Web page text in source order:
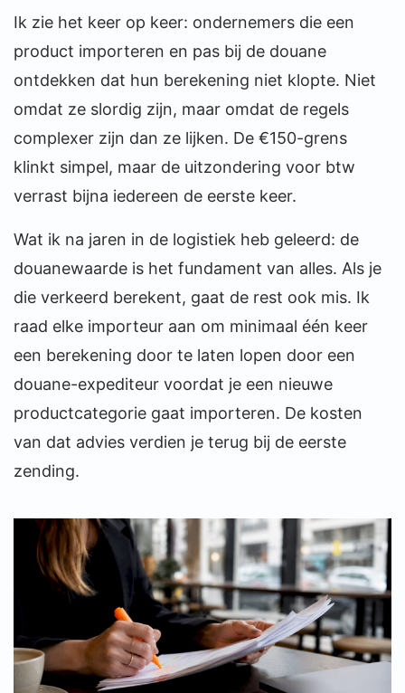
Ik zie het keer op keer: ondernemers die een
product importeren en pas bij de douane
ontdekken dat hun berekening niet klopte. Niet
omdat ze slordig zijn, maar omdat de regels
complexer zijn dan ze lijken. De €150-grens
klinkt simpel, maar de uitzondering voor btw
verrast bijna iedereen de eerste keer.
Wat ik na jaren in de logistiek heb geleerd: de
douanewaarde is het fundament van alles. Als je
die verkeerd berekent, gaat de rest ook mis. Ik
raad elke importeur aan om minimaal één keer
een berekening door te laten lopen door een
douane-expediteur voordat je een nieuwe
productcategorie gaat importeren. De kosten
van dat advies verdien je terug bij de eerste
zending.